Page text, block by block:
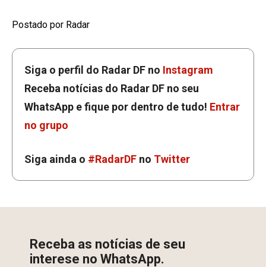
Postado por Radar
Siga o perfil do Radar DF no Instagram
Receba notícias do Radar DF no seu
WhatsApp e fique por dentro de tudo! Entrar
no grupo
Siga ainda o #RadarDF no Twitter
Receba as notícias de seu
interese no WhatsApp.